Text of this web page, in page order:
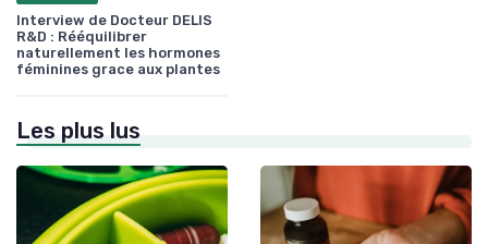
Interview de Docteur DELIS
R&D : Rééquilibrer
naturellement les hormones
féminines grace aux plantes
Les plus lus